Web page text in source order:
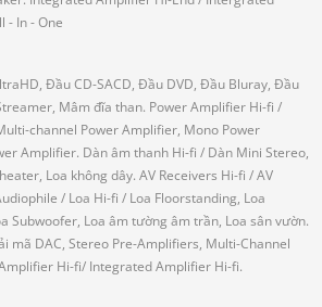
- In - One
Đầu CD-SACD, Đầu DVD, Đầu Bluray, Đầu
Mâm đĩa than. Power Amplifier Hi-fi /
channel Power Amplifier, Mono Power
Amplifier. Dàn âm thanh Hi-fi / Dàn Mini Stereo,
Loa không dây. AV Receivers Hi-fi / AV
/ Loa Hi-fi / Loa Floorstanding, Loa
Subwoofer, Loa âm tường âm trần, Loa sân vườn.
mã DAC, Stereo Pre-Amplifiers, Multi-Channel
Hi-fi/ Integrated Amplifier Hi-fi.